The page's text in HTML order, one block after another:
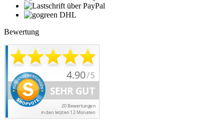
Bewertung